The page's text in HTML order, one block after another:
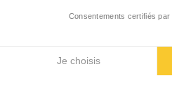
Consentements certifiés par
Je choisis